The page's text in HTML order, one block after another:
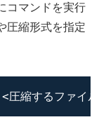
コマンドを実行
圧縮形式を指定
縮するファイル